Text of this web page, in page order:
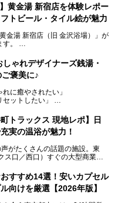
黄金湯 新宿店を体験レポー
トビール・タイル絵が魅力
金湯 新宿店（旧 金沢浴場）」が
。
タイル絵はそのまま、昔からここ
く足を運んでくれる人にも愛され
生まれ変わりました。洞窟のよ
したスポットも併せて紹介しま
に、基本の入浴料が銭湯価格の5
しゃれデザイナーズ銭湯・
褒美に♪
れに癒やされたい」
セットしたい」
ルの銭湯です。
ザイナーズ銭湯」や「ネオ銭
がどんな銭湯なのか、その気に
おすすめの順番で一挙にご紹介
トラックス 現地レポ】日
実の温浴が魅力！
がたくさんの話題の施設。東
口／西口）すぐの大型商業施
ューオープン。施設の様子をレ
すすめ14選！安いカプセル
向けを厳選【2026年版】